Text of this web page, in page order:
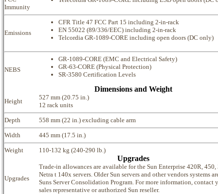
Immunity
Emissions
CFR Title 47 FCC Part 15 including 2-in-rack
EN 55022 (89/336/EEC) including 2-in-rack
Telcordia GR-1089-CORE including open doors (DC only)
NEBS
GR-1089-CORE (EMC and Electrical Safety)
GR-63-CORE (Physical Protection)
SR-3580 Certification Levels
Dimensions and Weight
Height
527 mm (20.75 in.)
12 rack units
Depth 558 mm (22 in.) excluding cable arm
Width 445 mm (17.5 in.)
Weight 110-132 kg (240-290 lb.)
Upgrades
Upgrades
Trade-in allowances are available for the Sun Enterprise 420R,
Netra t 140x servers. Older Sun servers and other vendors systems
Suns Server Consolidation Program. For more information, contact
sales representative or authorized Sun reseller.